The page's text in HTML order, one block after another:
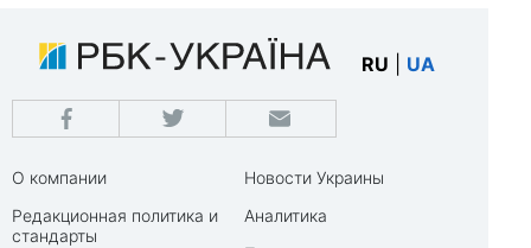
RU UA
О компании
Редакционная политика и
стандарты
Новости Украины
Аналитика